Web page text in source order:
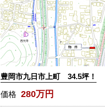
豊岡市九日市上町 34.5坪！
価格 280万円